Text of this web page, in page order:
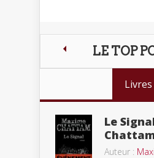
LE TOP
Livres
Le
Auteur :